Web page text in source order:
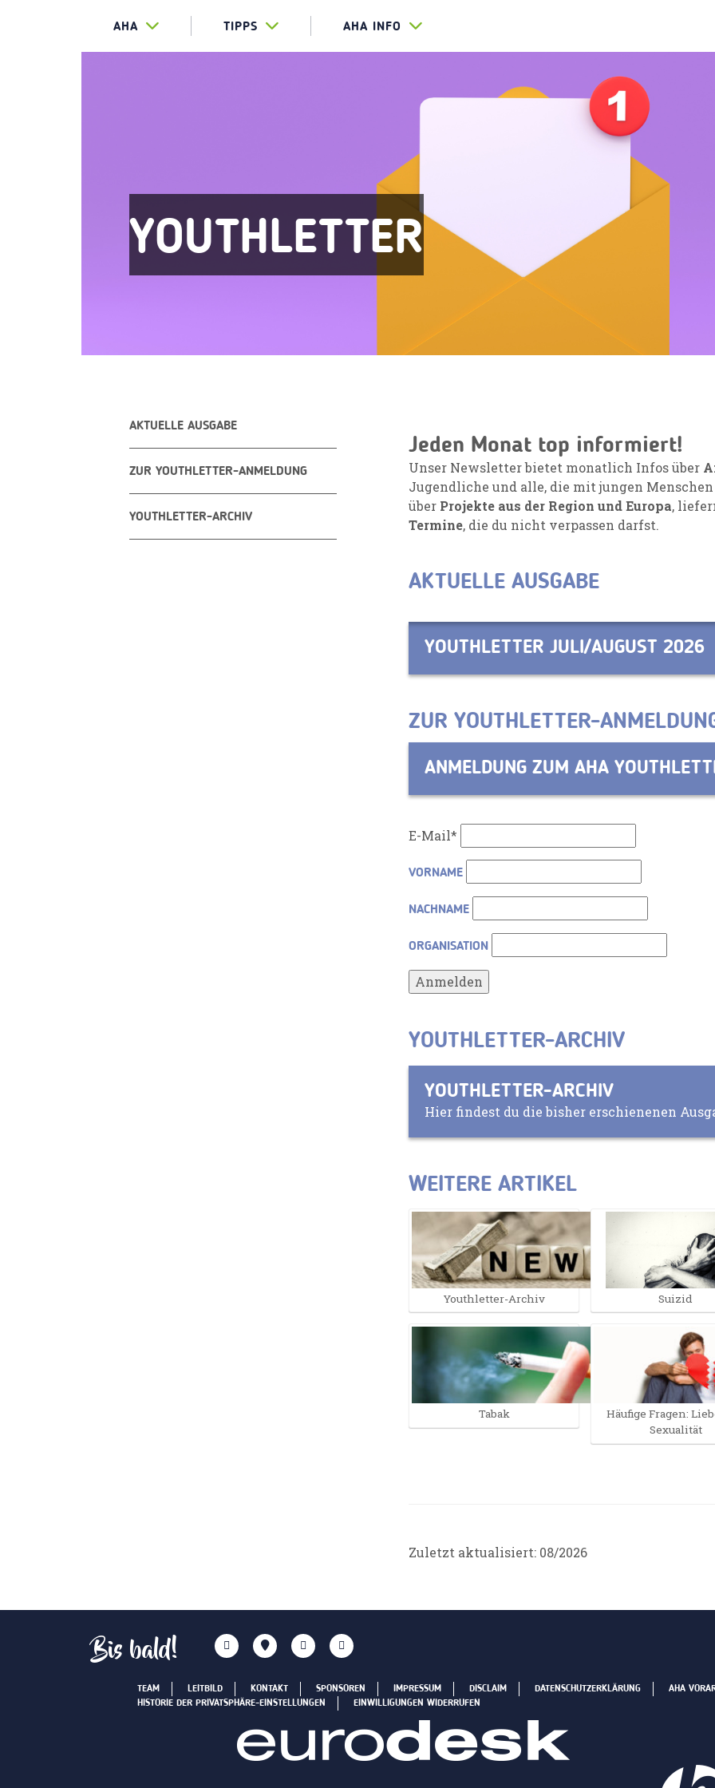
AHA TIPPS AHA INFO
YOUTHLETTER
AKTUELLE AUSGABE
ZUR YOUTHLETTER-ANMELDUNG
YOUTHLETTER-ARCHIV
Jeden Monat top informiert!
Unser Newsletter bietet monatlich Infos über
Jugendliche und alle, die mit jungen
über Projekte aus der Region und Europa,
Termine, die du nicht verpassen darfst.
AKTUELLE AUSGABE
YOUTHLETTER JULI/AUGUST 2026
ZUR YOUTHLETTER-
ANMELDUNG ZUM AHA
E-Mail*
VORNAME
NACHNAME
ORGANISATION
YOUTHLETTER-ARCHIV
YOUTHLETTER-ARCHIV
Hier findest du die bisher erschienenen
WEITERE ARTIKEL
Youthletter-Archiv
Tabak
Suizid
Häufige Fragen:
Sexualität
Zuletzt aktualisiert: 08/2026
Bis bald!
TEAM LEITBILD KONTAKT SPONSOREN IMPRESSUM DISCLAIM DATENSCHUTZERKLÄRUNG
AHA
HISTORIE DER PRIVATSPHÄRE-EINSTELLUNGEN
EINWILLIGUNGEN WIDERRUFEN